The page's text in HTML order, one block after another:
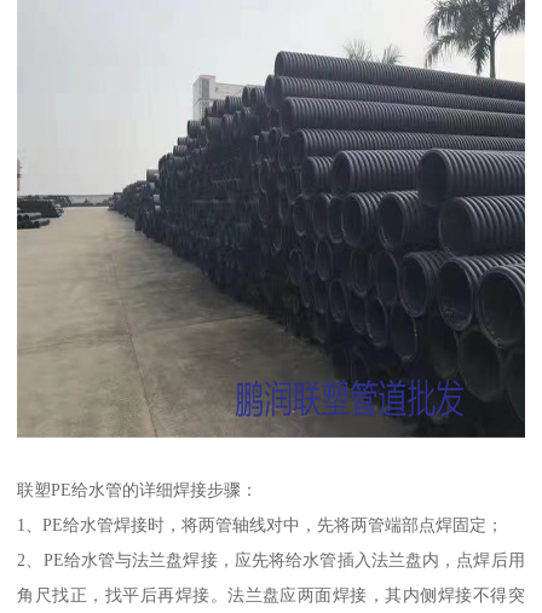
联塑PE给水管的详细焊接步骤：
1、PE给水管焊接时，将两管轴线对中，先将两管端部点焊固定；
2、PE给水管与法兰盘焊接，应先将给水管插入法兰盘内，点焊后用
角尺找正，找平后再焊接。法兰盘应两面焊接，其内侧焊接不得突